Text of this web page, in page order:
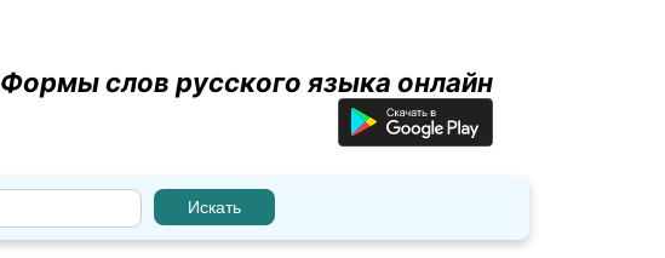
Формы слов русского языка онлайн